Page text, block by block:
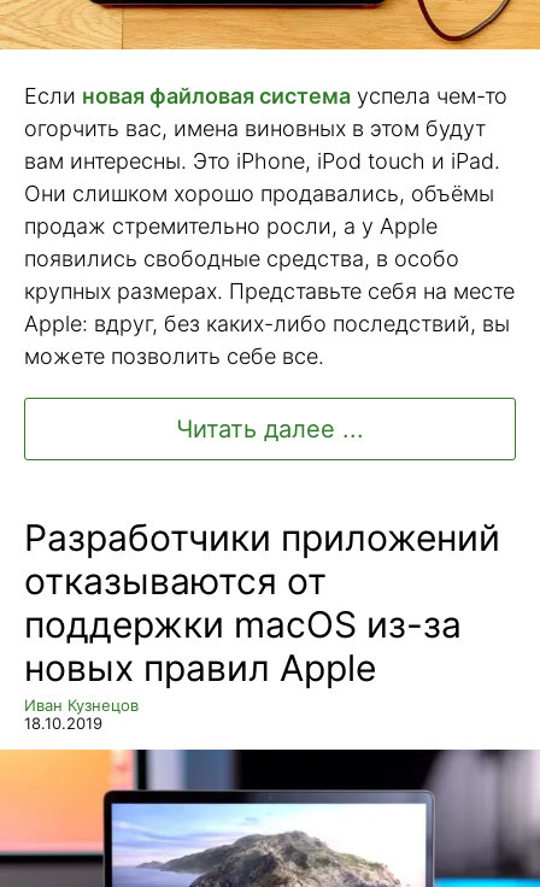
Если новая файловая система успела чем-то
огорчить вас, имена виновных в этом будут
вам интересны. Это iPhone, iPod touch и iPad.
Они слишком хорошо продавались, объёмы
продаж стремительно росли, а у Apple
появились свободные средства, в особо
крупных размерах. Представьте себя на месте
Apple: вдруг, без каких-либо последствий, вы
можете позволить себе все.
Читать далее ...
Разработчики приложений
отказываются от
поддержки macOS из-за
новых правил Apple
Иван Кузнецов
18.10.2019